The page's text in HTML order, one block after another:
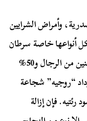
وأمراض الشرايين
أنواعها خاصة سرطان
الرئة. ففي فرنسا وحدها 80% من المدخنين من الرجال و50%
“روجيه” شجاعة
فإن إزالة